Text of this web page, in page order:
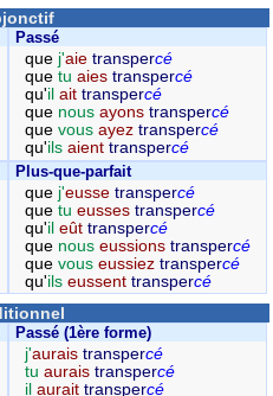
Passé
que j'aie transpercé
quetuaies transpercé
qu'ilait transpercé
que nousayons transpercé
quevousayez transpercé
qu'ilsaient transpercé
Plus-que-parfait
que j'eusse transpercé
quetueusses transpercé
qu'ileût transpercé
que nouseussions transpercé
quevouseussiez transpercé
qu'ilseussent transpercé
Passé (1ère forme)
j'aurais transpercé
tuaurais transpercé
ilaurait transpercé